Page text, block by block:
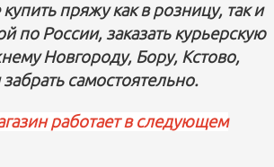
пряжу как в розницу, так и
по России, заказать курьерскую
Новгороду, Бору, Кстово,
самостоятельно.
работает в следующем